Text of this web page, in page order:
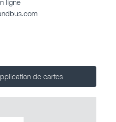
ligne
de cartes